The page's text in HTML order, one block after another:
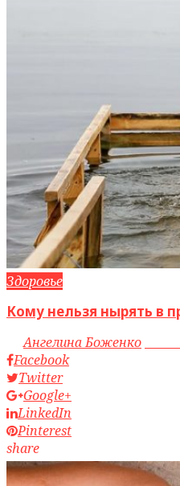
Здоровье
Кому нельзя нырять в
byАнгелина Боженко
Facebook
Twitter
Google+
LinkedIn
Pinterest
share